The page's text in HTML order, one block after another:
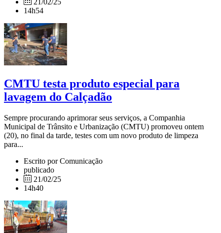
14h54
CMTU testa produto especial para
lavagem do Calçadão
Sempre procurando aprimorar seus serviços, a Companhia
Municipal de Trânsito e Urbanização (CMTU) promoveu ontem
(20), no final da tarde, testes com um novo produto de limpeza
para...
Escrito por Comunicação
publicado
21/02/25
14h40